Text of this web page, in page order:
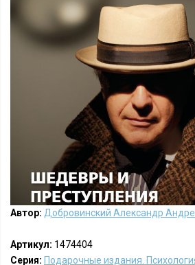
Автор: Добровинский Александр
Артикул: 1474404
Серия: Подарочные издания.